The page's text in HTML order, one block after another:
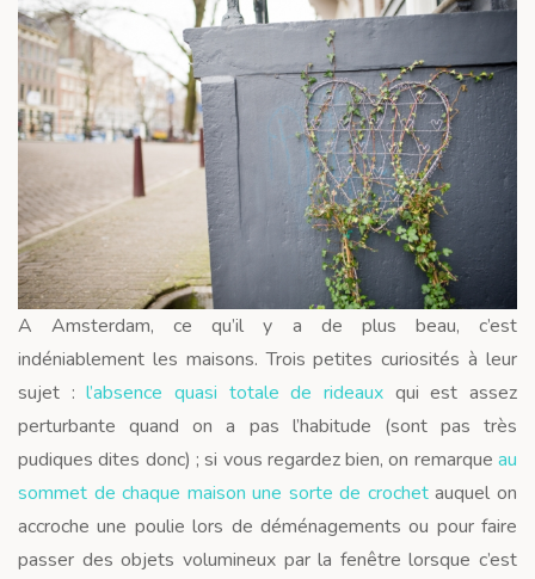
A Amsterdam, ce qu’il y a de plus beau, c’est
indéniablement les maisons. Trois petites curiosités à leur
sujet : l’absence quasi totale de rideaux qui est assez
perturbante quand on a pas l’habitude (sont pas très
pudiques dites donc) ; si vous regardez bien, on remarque au
sommet de chaque maison une sorte de crochetauquel on
accroche une poulie lors de déménagements ou pour faire
passer des objets volumineux par la fenêtre lorsque c’est